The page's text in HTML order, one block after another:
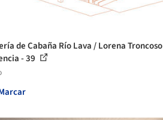
de Cabaña Río Lava / Lorena Troncoso
- 39